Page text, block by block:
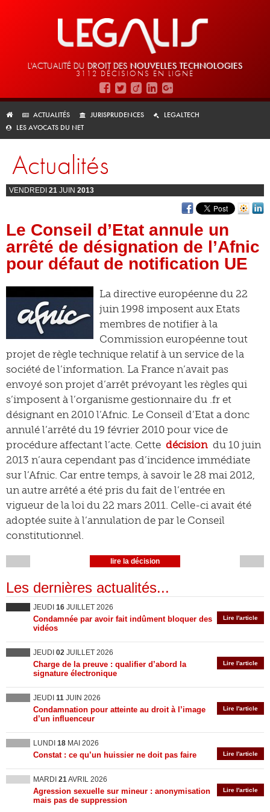
L'ACTUALITÉ DU DROIT DES NOUVELLES TECHNOLOGIES
3112 DÉCISIONS EN LIGNE
ACTUALITÉS JURISPRUDENCES
LEGALTECH
LES AVOCATS DU NET
Actualités
VENDREDI 21 JUIN 2013
Le Conseil d’Etat annule un
arrêté de désignation de l’Afnic
pour défaut de notification UE
La directive européenne du 22
juin 1998 imposent aux Etats
membres de notifier à la
Commission européenne tout
projet de règle technique relatif à un service de la
société de l’information. La France n’avait pas
envoyé son projet d’arrêt prévoyant les règles qui
s’imposent à l’organisme gestionnaire du .fr et
désignant en 2010 l’Afnic. Le Conseil d’Etat a donc
annulé l’arrêté du 19 février 2010 pour vice de
procédure affectant l’acte. Cette décision du 10 juin
2013 n’aura cependant pas d’incidence immédiate
sur l’Afnic. Car entre temps, à savoir le 28 mai 2012,
un autre arrêté a été pris du fait de l’entrée en
vigueur de la loi du 22 mars 2011. Celle-ci avait été
adoptée suite à l’annulation de par le Conseil
constitutionnel.
lire la décision
Les dernières actualités...
JEUDI 16 JUILLET 2026
Lire l'article
Condamnée par avoir fait indûment bloquer des
vidéos
JEUDI 02 JUILLET 2026
Lire l'article
Charge de la preuve : qualifier d’abord la
signature électronique
JEUDI 11 JUIN 2026
Lire l'article
Condamnation pour atteinte au droit à l’image
d’un influenceur
LUNDI 18 MAI 2026
Lire l'article
Constat : ce qu’un huissier ne doit pas faire
MARDI 21AVRIL 2026
Lire l'article
Agression sexuelle sur mineur : anonymisation
mais pas de suppression